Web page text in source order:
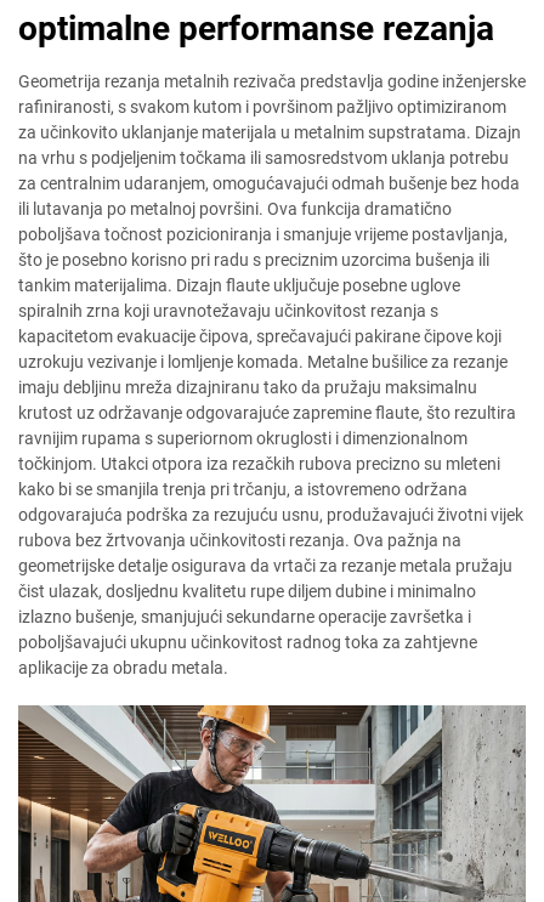
optimalne performanse rezanja
Geometrija rezanja metalnih rezivača predstavlja godine inženjerske
rafiniranosti, s svakom kutom i površinom pažljivo optimiziranom
za učinkovito uklanjanje materijala u metalnim supstratama. Dizajn
na vrhu s podjeljenim točkama ili samosredstvom uklanja potrebu
za centralnim udaranjem, omogućavajući odmah bušenje bez hoda
ili lutavanja po metalnoj površini. Ova funkcija dramatično
poboljšava točnost pozicioniranja i smanjuje vrijeme postavljanja,
što je posebno korisno pri radu s preciznim uzorcima bušenja ili
tankim materijalima. Dizajn flaute uključuje posebne uglove
spiralnih zrna koji uravnotežavaju učinkovitost rezanja s
kapacitetom evakuacije čipova, sprečavajući pakirane čipove koji
uzrokuju vezivanje i lomljenje komada. Metalne bušilice za rezanje
imaju debljinu mreža dizajniranu tako da pružaju maksimalnu
krutost uz održavanje odgovarajuće zapremine flaute, što rezultira
ravnijim rupama s superiornom okruglosti i dimenzionalnom
točkinjom. Utakci otpora iza rezačkih rubova precizno su mleteni
kako bi se smanjila trenja pri trčanju, a istovremeno održana
odgovarajuća podrška za rezujuću usnu, produžavajući životni vijek
rubova bez žrtvovanja učinkovitosti rezanja. Ova pažnja na
geometrijske detalje osigurava da vrtači za rezanje metala pružaju
čist ulazak, dosljednu kvalitetu rupe diljem dubine i minimalno
izlazno bušenje, smanjujući sekundarne operacije završetka i
poboljšavajući ukupnu učinkovitost radnog toka za zahtjevne
aplikacije za obradu metala.